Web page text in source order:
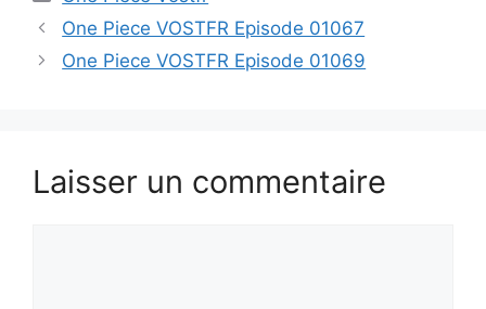
One Piece VOSTFR Episode 01067
One Piece VOSTFR Episode 01069
Laisser un commentaire